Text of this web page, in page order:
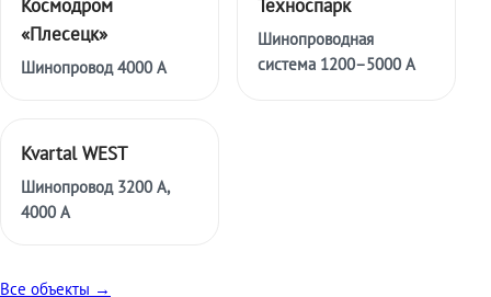
Космодром
«Плесецк»
Шинопровод 4000 А
Техноспарк
Шинопроводная
система 1200–5000 А
Kvartal WEST
Шинопровод 3200 А,
4000 А
Все объекты →